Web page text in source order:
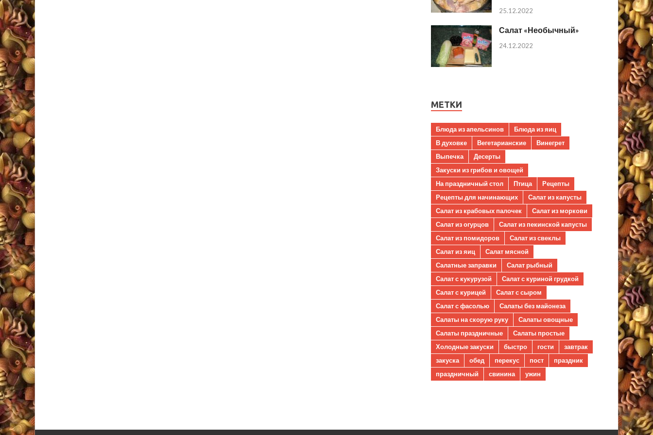
25.12.2022
Салат «Необычный»
24.12.2022
МЕТКИ
Блюда из апельсинов
Блюда из яиц
В духовке
Вегетарианские
Винегрет
Выпечка
Десерты
Закуски из грибов и овощей
На праздничный стол
Птица
Рецепты
Рецепты для начинающих
Салат из капусты
Салат из крабовых палочек
Салат из моркови
Салат из огурцов
Салат из пекинской капусты
Салат из помидоров
Салат из свеклы
Салат из яиц
Салат мясной
Салатные заправки
Салат рыбный
Салат с кукурузой
Салат с куриной грудкой
Салат с курицей
Салат с сыром
Салат с фасолью
Салаты без майонеза
Салаты на скорую руку
Салаты овощные
Салаты праздничные
Салаты простые
Холодные закуски
быстро гости
завтрак
закуска
обед перекус пост
праздник
праздничный
свинина ужин